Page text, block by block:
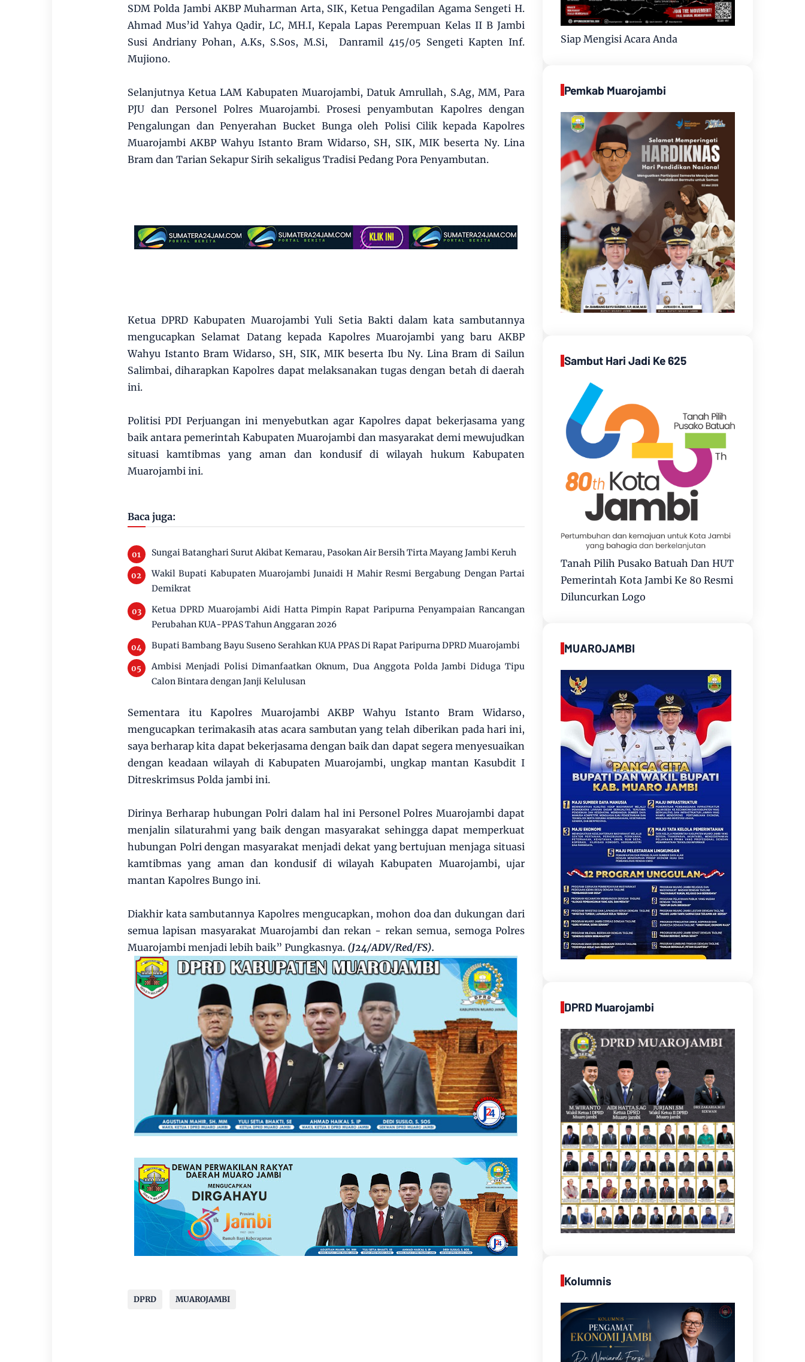
SDM Polda Jambi AKBP Muharman Arta, SIK, Ketua Pengadilan Agama Sengeti H.
Ahmad Mus’id Yahya Qadir, LC, MH.I, Kepala Lapas Perempuan Kelas II B Jambi
Susi Andriany Pohan, A.Ks, S.Sos, M.Si, Danramil 415/05 Sengeti Kapten Inf.
Mujiono.
Selanjutnya Ketua LAM Kabupaten Muarojambi, Datuk Amrullah, S.Ag, MM, Para
PJU dan Personel Polres Muarojambi. Prosesi penyambutan Kapolres dengan
Pengalungan dan Penyerahan Bucket Bunga oleh Polisi Cilik kepada Kapolres
Muarojambi AKBP Wahyu Istanto Bram Widarso, SH, SIK, MIK beserta Ny. Lina
Bram dan Tarian Sekapur Sirih sekaligus Tradisi Pedang Pora Penyambutan.
Ketua DPRD Kabupaten Muarojambi Yuli Setia Bakti dalam kata sambutannya
mengucapkan Selamat Datang kepada Kapolres Muarojambi yang baru AKBP
Wahyu Istanto Bram Widarso, SH, SIK, MIK beserta Ibu Ny. Lina Bram di Sailun
Salimbai, diharapkan Kapolres dapat melaksanakan tugas dengan betah di daerah
ini.
Politisi PDI Perjuangan ini menyebutkan agar Kapolres dapat bekerjasama yang
baik antara pemerintah Kabupaten Muarojambi dan masyarakat demi mewujudkan
situasi kamtibmas yang aman dan kondusif di wilayah hukum Kabupaten
Muarojambi ini.
Baca juga:
Sungai Batanghari Surut Akibat Kemarau, Pasokan Air Bersih Tirta Mayang Jambi Keruh
Wakil Bupati Kabupaten Muarojambi Junaidi H Mahir Resmi Bergabung Dengan Partai
Demikrat
Ketua DPRD Muarojambi Aidi Hatta Pimpin Rapat Paripurna Penyampaian Rancangan
Perubahan KUA-PPAS Tahun Anggaran 2026
Bupati Bambang Bayu Suseno Serahkan KUA PPAS Di Rapat Paripurna DPRD Muarojambi
Ambisi Menjadi Polisi Dimanfaatkan Oknum, Dua Anggota Polda Jambi Diduga Tipu
Calon Bintara dengan Janji Kelulusan
Sementara itu Kapolres Muarojambi AKBP Wahyu Istanto Bram Widarso,
mengucapkan terimakasih atas acara sambutan yang telah diberikan pada hari ini,
saya berharap kita dapat bekerjasama dengan baik dan dapat segera menyesuaikan
dengan keadaan wilayah di Kabupaten Muarojambi, ungkap mantan Kasubdit I
Ditreskrimsus Polda jambi ini.
Dirinya Berharap hubungan Polri dalam hal ini Personel Polres Muarojambi dapat
menjalin silaturahmi yang baik dengan masyarakat sehingga dapat memperkuat
hubungan Polri dengan masyarakat menjadi dekat yang bertujuan menjaga situasi
kamtibmas yang aman dan kondusif di wilayah Kabupaten Muarojambi, ujar
mantan Kapolres Bungo ini.
Diakhir kata sambutannya Kapolres mengucapkan, mohon doa dan dukungan dari
semua lapisan masyarakat Muarojambi dan rekan - rekan semua, semoga Polres
Muarojambi menjadi lebih baik” Pungkasnya. (J24/ADV/Red/FS).
DPRD MUAROJAMBI
Siap Mengisi Acara Anda
Pemkab Muarojambi
Sambut Hari Jadi Ke 625
Tanah Pilih Pusako Batuah Dan HUT
Pemerintah Kota Jambi Ke 80 Resmi
Diluncurkan Logo
MUAROJAMBI
DPRD Muarojambi
Kolumnis